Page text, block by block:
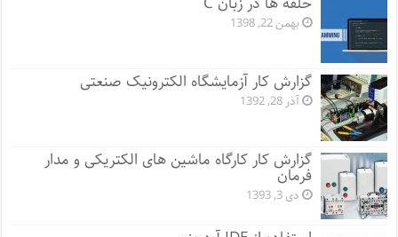
بهمن 22, 1398
گزارش کار آزمایشگاه الکترونیک صنعتی
آذر 28, 1392
گزارش کار کارگاه ماشین های الکتریکی و مدار
فرمان
دی 3, 1393